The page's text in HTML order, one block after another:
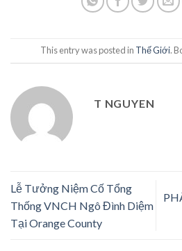
This entry was posted in Thế Giới.
T NGUYEN
Lễ Tưởng Niệm Cố Tổng
Thống VNCH Ngô Đình Diệm
Tại Orange County